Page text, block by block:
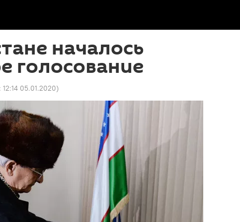
началось
голосование
12:14 05.01.2020)